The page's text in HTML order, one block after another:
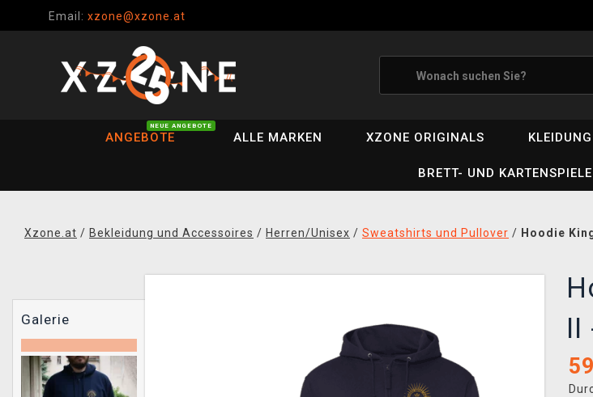
Email: xzone@xzone.at
ANGEBOTE
NEUE ANGEBOTE
ALLE MARKEN XZONE ORIGINALS
BRETT- UND KARTENSPIELE
Xzone.at / Bekleidung und Accessoires / Herren/Unisex / Sweatshirts und Pullover / Hoodie
Galerie
II